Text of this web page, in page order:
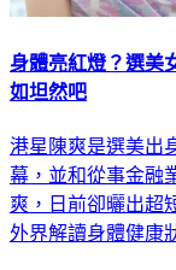
身體亮紅燈？選美
如坦然吧
港星陳爽是選美出
幕，並和從事金融
爽，日前卻曬出超
外界解讀身體健康